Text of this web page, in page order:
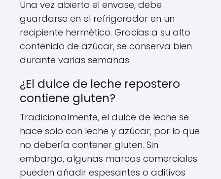
Una vez abierto el envase, debe
guardarse en el refrigerador en un
recipiente hermético. Gracias a su alto
contenido de azúcar, se conserva bien
durante varias semanas.
¿El dulce de leche repostero
contiene gluten?
Tradicionalmente, el dulce de leche se
hace solo con leche y azúcar, por lo que
no debería contener gluten. Sin
embargo, algunas marcas comerciales
pueden añadir espesantes o aditivos